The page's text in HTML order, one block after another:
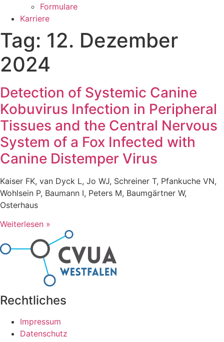
Formulare
Karriere
Tag: 12. Dezember
2024
Detection of Systemic Canine
Kobuvirus Infection in Peripheral
Tissues and the Central Nervous
System of a Fox Infected with
Canine Distemper Virus
Kaiser FK, van Dyck L, Jo WJ, Schreiner T, Pfankuche VN,
Wohlsein P, Baumann I, Peters M, Baumgärtner W,
Osterhaus
Weiterlesen »
Rechtliches
Impressum
Datenschutz